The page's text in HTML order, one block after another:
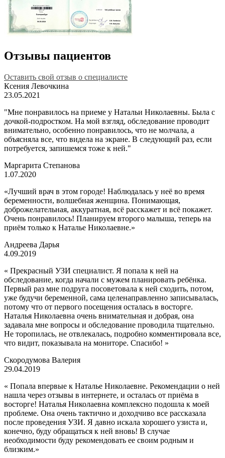
Отзывы пациентов
Оставить свой отзыв о специалисте
Ксения Левочкина
23.05.2021
"Мне понравилось на приеме у Натальи Николаевны. Была с
дочкой-подростком. На мой взгляд, обследование проводит
внимательно, особенно понравилось, что не молчала, а
объясняла все, что видела на экране. В следующий раз, если
потребуется, запишемся тоже к ней."
Маргарита Степанова
1.07.2020
«Лучший врач в этом городе! Наблюдалась у неё во время
беременности, волшебная женщина. Понимающая,
доброжелательная, аккуратная, всё расскажет и всё покажет.
Очень понравилось! Планируем второго малыша, теперь на
приём только к Наталье Николаевне.»
Андреева Дарья
4.09.2019
« Прекрасный УЗИ специалист. Я попала к ней на
обследование, когда начали с мужем планировать ребёнка.
Первый раз мне подруга посоветовала к ней сходить, потом,
уже будучи беременной, сама целенаправленно записывалась,
потому что от первого посещения осталась в восторге.
Наталья Николаевна очень внимательная и добрая, она
задавала мне вопросы и обследование проводила тщательно.
Не торопилась, не отвлекалась, подробно комментировала все,
что видит, показывала на мониторе. Спасибо! »
Скородумова Валерия
29.04.2019
« Попала впервые к Наталье Николаевне. Рекомендации о ней
нашла через отзывы в интернете, и осталась от приёма в
восторге! Наталья Николаевна комплексно подошла к моей
проблеме. Она очень тактично и доходчиво все рассказала
после проведения УЗИ. Я давно искала хорошего узиста и,
конечно, буду обращаться к ней вновь! В случае
необходимости буду рекомендовать ее своим родным и
близким.»